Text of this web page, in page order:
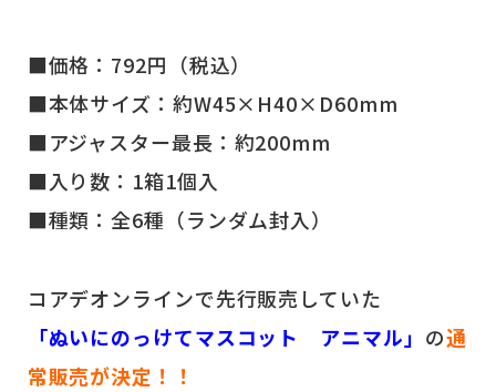
■価格：792円（税込）
■本体サイズ：約W45×H40×D60mm
■アジャスター最長：約200mm
■入り数：1箱1個入
■種類：全6種（ランダム封入）
コアデオンラインで先行販売していた
「ぬいにのっけてマスコット アニマル」 の通
常販売が決定！！